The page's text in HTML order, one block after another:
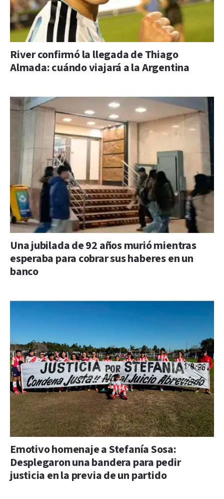
River confirmó la llegada de Thiago
Almada: cuándo viajará a la Argentina
Una jubilada de 92 años murió mientras
esperaba para cobrar sus haberes en un
banco
Emotivo homenaje a Stefanía Sosa:
Desplegaron una bandera para pedir
justicia en la previa de un partido